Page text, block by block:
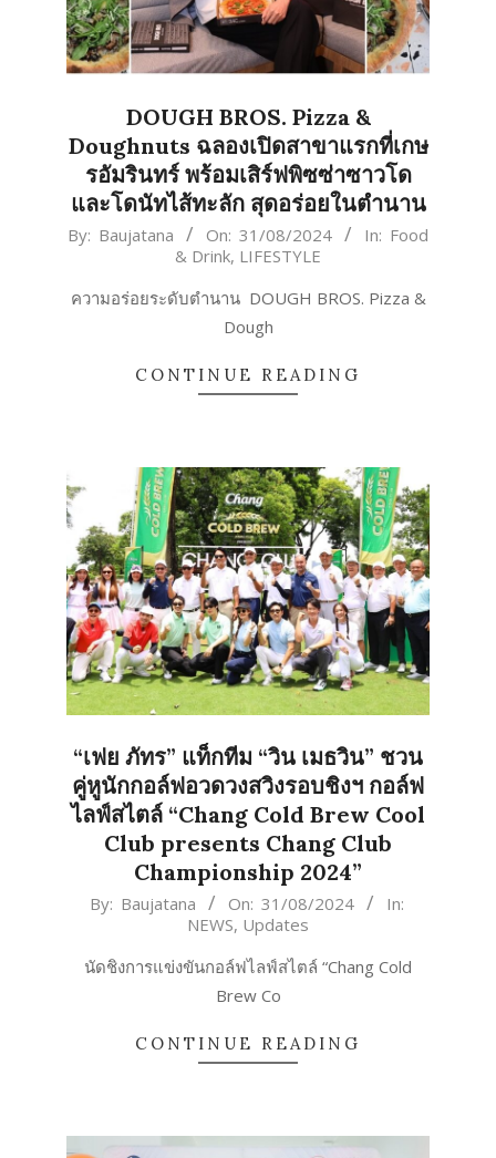
DOUGH BROS. Pizza &
Doughnuts ฉลองเปิดสาขาแรกที่เกษ
รอัมรินทร์ พร้อมเสิร์ฟพิซซ่าซาวโด
และโดนัทไส้ทะลัก สุดอร่อยในตำนาน
2024-
By: Baujatana On: 31/08/2024 In: Food
& Drink, LIFESTYLE
ความอร่อยระดับตำนาน DOUGH BROS. Pizza &
Dough
CONTINUE READING
“เฟย ภัทร” แท็กทีม “วิน เมธวิน” ชวน
คู่หูนักกอล์ฟอวดวงสวิงรอบชิงฯ กอล์ฟ
ไลฟ์สไตล์ “Chang Cold Brew Cool
Club presents Chang Club
Championship 2024”
2024-
By: Baujatana On: 31/08/2024
In:
NEWS, Updates
นัดชิงการแข่งขันกอล์ฟไลฟ์สไตล์ “Chang Cold
Brew Co
CONTINUE READING